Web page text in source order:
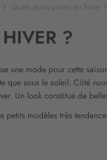
?
une mode pour cette
que sous le soleil. Côté
Un look constitué de
petits modèles très